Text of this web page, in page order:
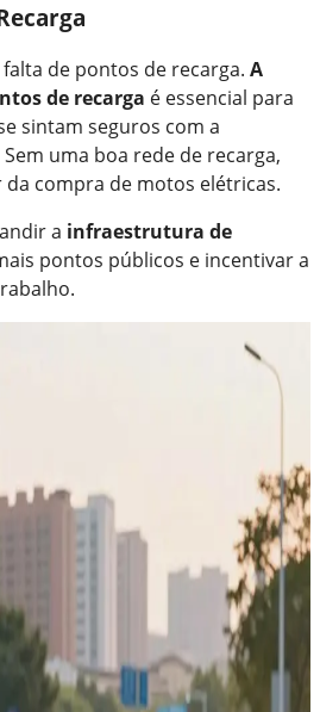
de pontos de recarga. A
de recarga é essencial para
sintam seguros com a
uma boa rede de recarga,
compra de motos elétricas.
a infraestrutura de
pontos públicos e incentivar a